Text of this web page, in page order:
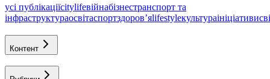
усі публікаціїcitylifeвійнабізнестранспорт та
інфраструктураосвітаспортздоровʼяlifestyleкультураініціативи
Контент